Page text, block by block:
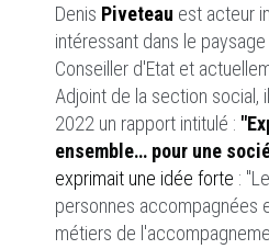
Denis Piveteau est acteur
intéressant dans le paysage
Conseiller d'Etat et
Adjoint de la section social,
2022 un rapport intitulé :
ensemble… pour une
exprimait une idée forte :
personnes accompagnées
métiers de